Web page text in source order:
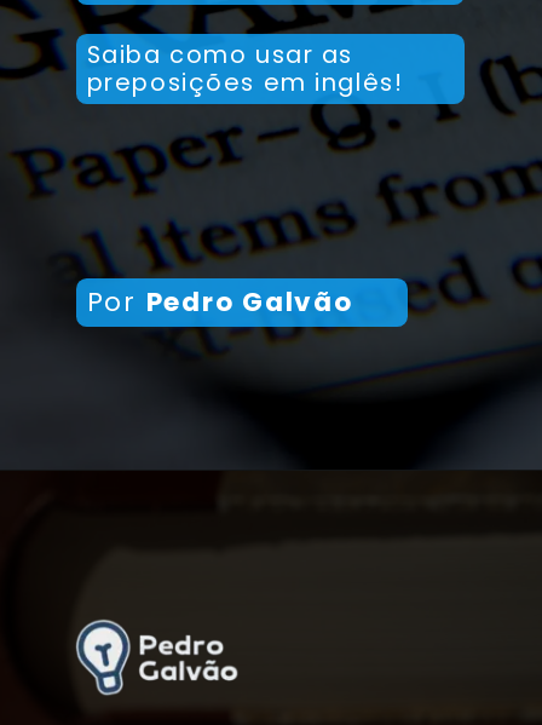
Saiba como usar as
preposições em inglês!
Por Pedro Galvão